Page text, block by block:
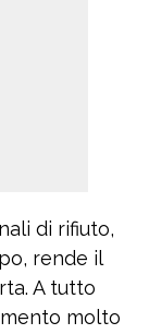
di rifiuto,
rende il
A tutto
molto